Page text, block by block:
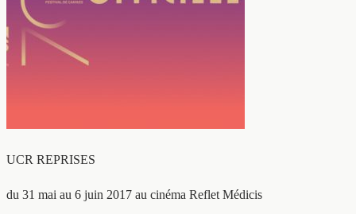
UCR REPRISES
du 31 mai au 6 juin 2017 au cinéma Reflet Médicis